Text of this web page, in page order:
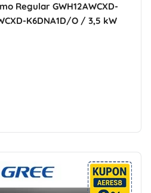
Regular GWH12AWCXD-
K6DNA1D/O / 3,5 kW